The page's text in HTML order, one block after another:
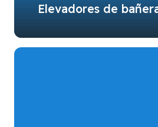
Elevadores de